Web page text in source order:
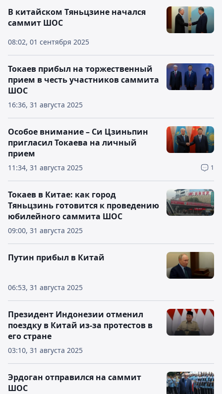
08:02, 01 сентября 2025
В китайском Тяньцзине начался
саммит ШОС
16:36, 31 августа 2025
Токаев прибыл на торжественный
прием в честь участников саммита
ШОС
11:34, 31 августа 2025 1
Особое внимание – Си Цзиньпин
пригласил Токаева на личный
прием
09:00, 31 августа 2025
Токаев в Китае: как город
Тяньцзинь готовится к проведению
юбилейного саммита ШОС
06:53, 31 августа 2025
Путин прибыл в Китай
03:10, 31 августа 2025
Президент Индонезии отменил
поездку в Китай из-за протестов в
его стране
Эрдоган отправился на саммит
ШОС